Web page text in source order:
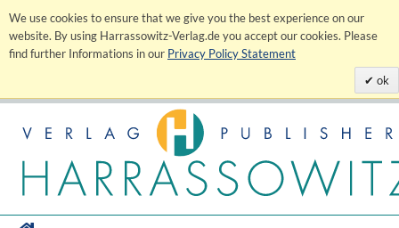
We use cookies to ensure that we give you the best experience on our
website. By using Harrassowitz-Verlag.de you accept our cookies. Please
find further Informations in our Privacy Policy Statement
ok